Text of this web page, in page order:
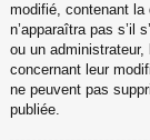
modifié, contenant la
n’apparaîtra pas s’il
ou un administrateur,
concernant leur
ne peuvent pas
publiée.